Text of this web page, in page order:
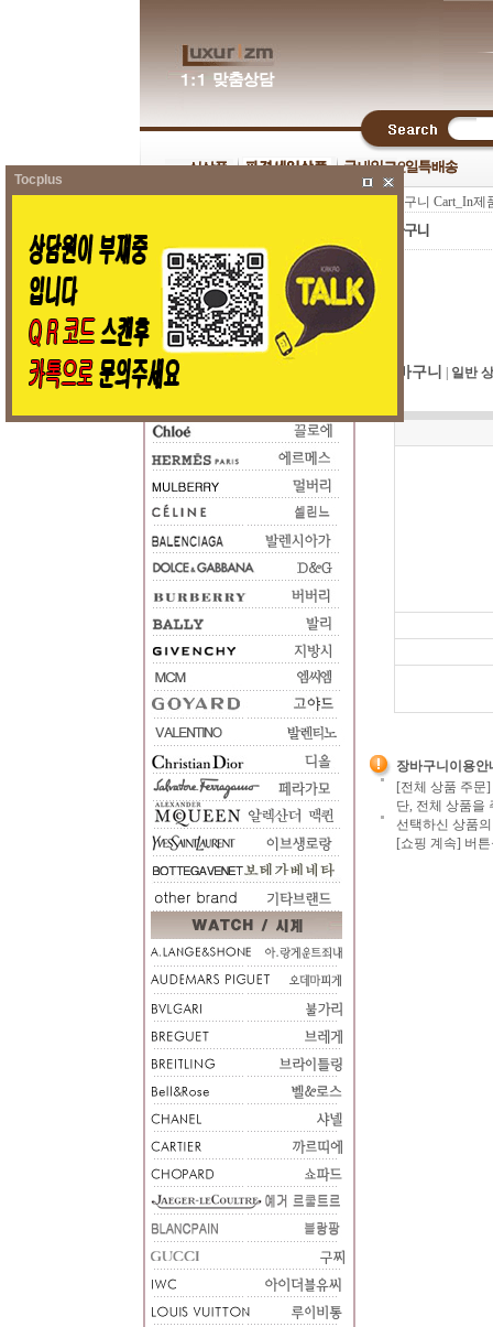
- 장바구니 Cart_In
장바구니 일반
장바구니이용안
[전체 상품 주문
단, 전체 상품을
선택하신 상품
[쇼핑 계속] 버
Tocplus